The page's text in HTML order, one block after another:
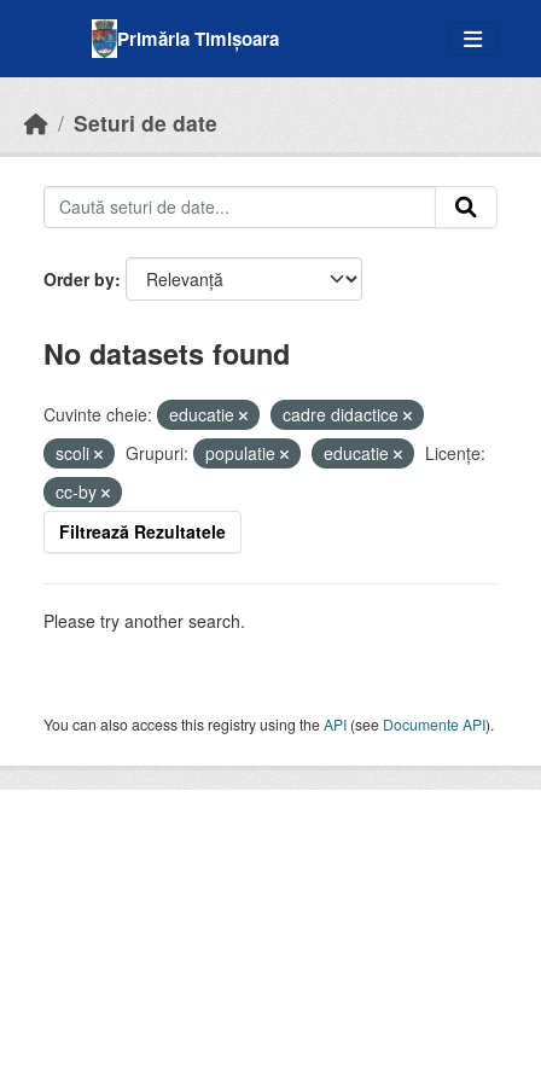
Primăria Timișoara
Seturi de date
Order by
No datasets found
Cuvinte cheie: educatie
cadre didactice
scoli
Grupuri: populatie educatie
Licenţe:
cc-by
Filtrează Rezultatele
Please try another search.
You can also access this registry using theAPI (see Documente API).